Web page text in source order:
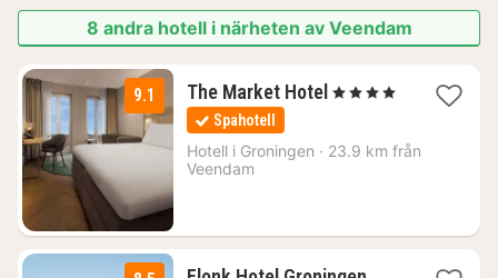
8 andra hotell i närheten av Veendam
9.1 The Market Hotel 1
1850
, 4 Stjärnor
Spahotell
Hotell i Groningen · 23.9 km från
Veendam